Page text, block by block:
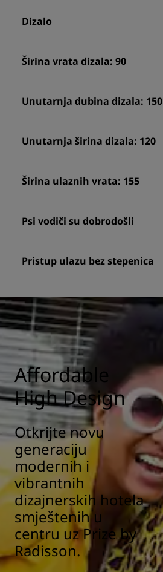
Dizalo
Širina vrata dizala: 90
Unutarnja dubina dizala: 150
Unutarnja širina dizala: 120
Širina ulaznih vrata: 155
Psi vodiči su dobrodošli
Pristup ulazu bez stepenica
Affordable
High Design
Otkrijte novu
generaciju
modernih i
vibrantnih
dizajnerskih hotela
smještenih u
centru uz Prize by
Radisson.